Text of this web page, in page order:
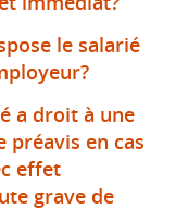
le salarié
a droit à une
préavis en cas
effet
grave de